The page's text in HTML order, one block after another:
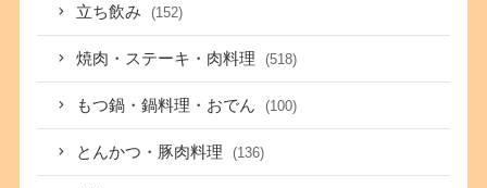
立ち飲み (152)
焼肉・ステーキ・肉料理 (518)
もつ鍋・鍋料理・おでん (100)
とんかつ・豚肉料理 (136)